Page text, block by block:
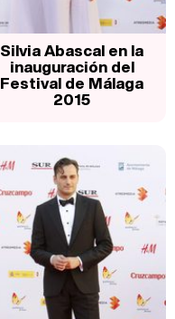
Silvia Abascal en la
inauguración del
Festival de Málaga
2015